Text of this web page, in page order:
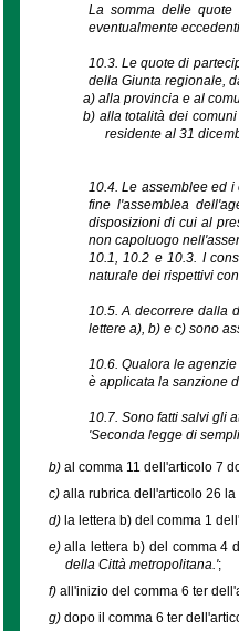
La somma delle
eventualmente
10.3. Le quote di
della Giunta regionale,
a) alla provincia e al
b) alla totalità dei
residente al 31
10.4. Le assemblee ed
fine l'assemblea
disposizioni di cui al
non capoluogo
10.1, 10.2 e 10.3. I
naturale dei rispettivi
10.5. A decorrere dalla
lettere a), b) e c) sono
10.6. Qualora le
è applicata la sanzione
10.7. Sono fatti salvi gli
'Seconda legge di
b) al comma 11 dell'articolo 7
c) alla rubrica dell'articolo 26
d) la lettera b) del comma 1
e)alla lettera b) del comma 4
della Città metropolitana.';
f) all'inizio del comma 6 ter
g) dopo il comma 6 ter